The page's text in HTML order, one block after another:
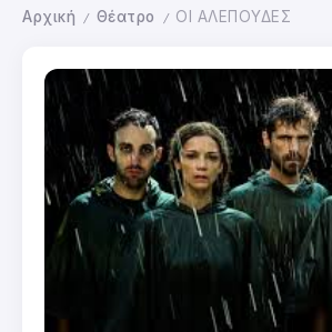
Αρχική / Θέατρο / ΟΙ ΑΛΕΠΟΥΔΕΣ